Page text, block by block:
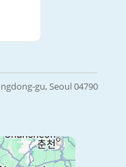
gu, Seoul 04790